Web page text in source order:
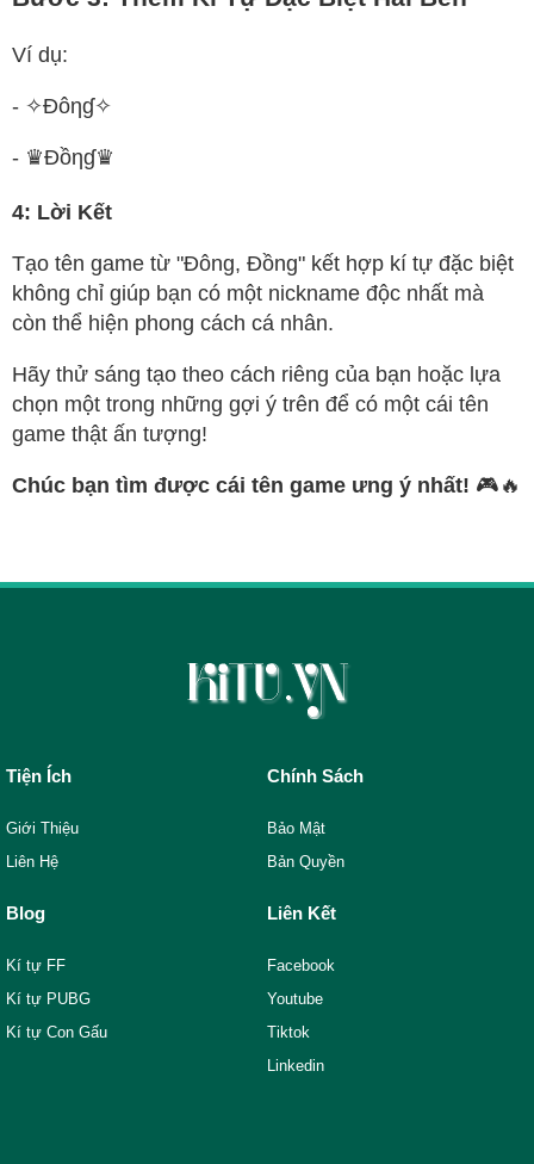
Ví dụ:
- ✧Đôηɠ✧
- ♛Đồηɠ♛
4: Lời Kết
Tạo tên game từ "Đông, Đồng" kết hợp kí tự đặc biệt
không chỉ giúp bạn có một nickname độc nhất mà
còn thể hiện phong cách cá nhân.
Hãy thử sáng tạo theo cách riêng của bạn hoặc lựa
chọn một trong những gợi ý trên để có một cái tên
game thật ấn tượng!
Chúc bạn tìm được cái tên game ưng ý nhất! 🎮🔥
Tiện Ích
Giới Thiệu
Liên Hệ
Chính Sách
Bảo Mật
Bản Quyền
Blog
Kí tự FF
Kí tự PUBG
Kí tự Con Gấu
Liên Kết
Facebook
Youtube
Tiktok
Linkedin